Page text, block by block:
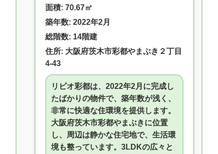
面積: 70.67㎡
築年数: 2022年2月
総階数: 14階建
住所: 大阪府茨木市彩都やまぶき２丁目
4-43
リビオ彩都は、2022年2月に完成し
たばかりの物件で、築年数が浅く、
非常に快適な住環境を提供します。
大阪府茨木市彩都やまぶきに位置
し、周辺は静かな住宅地で、生活環
境も整っています。3LDKの広々と